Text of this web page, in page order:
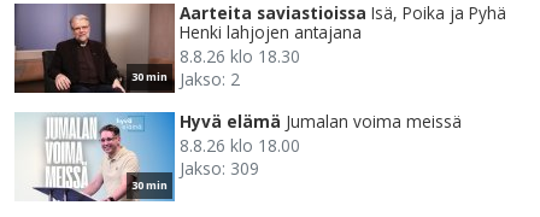
30 min
Aarteita saviastioissa Isä, Poika ja Pyhä
Henki lahjojen antajana
8.8.26 klo 18.30
Jakso: 2
30 min
Hyvä elämä Jumalan voima meissä
8.8.26 klo 18.00
Jakso: 309